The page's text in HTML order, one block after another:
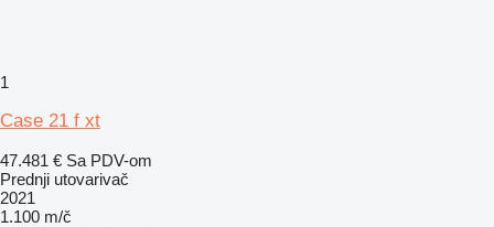
1
Case 21 f xt
47.481 € Sa PDV-om
Prednji utovarivač
2021
1.100 m/č